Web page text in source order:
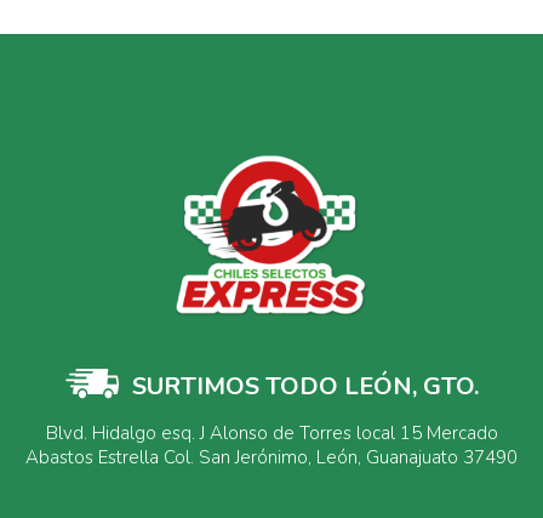
SURTIMOS TODO LEÓN, GTO.
Blvd. Hidalgo esq. J Alonso de Torres local 15 Mercado
Abastos Estrella Col. San Jerónimo, León, Guanajuato 37490